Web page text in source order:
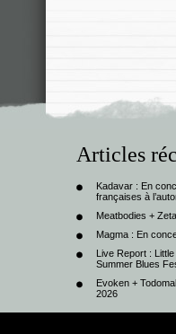
Articles
Kadavar : En
françaises à
Meatbodies +
Magma : En
Live Report :
Summer Blues
Evoken +
2026